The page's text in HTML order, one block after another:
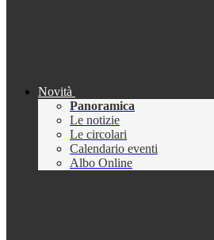
Novità
Panoramica
Le notizie
Le circolari
Calendario eventi
Albo Online